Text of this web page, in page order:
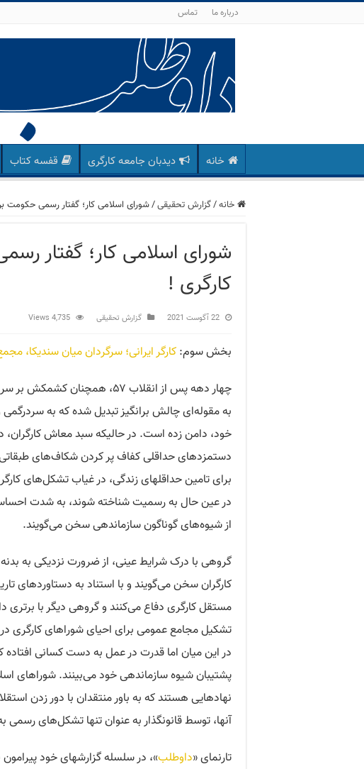
درباره ما تماس
خانه دیدبان جامعه کارگری قفسه کتاب
خانه/گزارش تحقیقی/شورای اسلامی کار؛ گفتار رسمی حکومت
شورای اسلامی کار؛ گفتار
کارگری !
22 آگوست 2021 گزارش تحقیقی 4,735 Views
بخش سوم: کارگر ایرانی؛ سرگردان میان سندیکا،
چهار دهه پس از انقلاب ۵۷،
به مقوله‌ای چالش برانگیز تبدیل شده که به
خود، دامن زده است. در حالیکه سبد معاش
دستمزدهای حداقلی کفاف پر کردن شکاف‌های طبقاتی
برای تامین حداقلهای زندگی، در غیاب تشکل‌های
در عین حال به رسمیت شناخته شوند، به شدت
از شیوه‌های گوناگون سازماندهی سخن می‌گویند.
گروهی با درک شرایط عینی، از ضرورت نزدیکی به
کارگران سخن می‌گویند و با استناد به دستاوردهای
مستقل کارگری دفاع می‌کنند و گروهی دیگر با برتری
تشکیل مجامع عمومی برای احیای شوراهای کارگری
در این میان اما قدرت در عمل به دست کسانی
پشتیبان شیوه سازماندهی خود می‌بینند. شوراهای
نهادهایی هستند که به باور منتقدان با دور زدن
آنها، توسط قانونگذار به عنوان تنها تشکل‌های رسمی
تارنمای «داوطلب»، در سلسله گزارشهای خود